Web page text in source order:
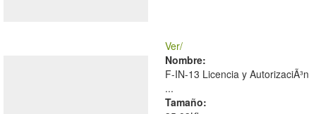
Ver/
Nombre:
F-IN-13 Licencia y AutorizaciÃ³n
...
Tamaño: